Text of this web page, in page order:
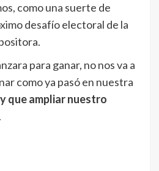
como una suerte de
desafío electoral de la
para ganar, no nos va a
como ya pasó en nuestra
que ampliar nuestro